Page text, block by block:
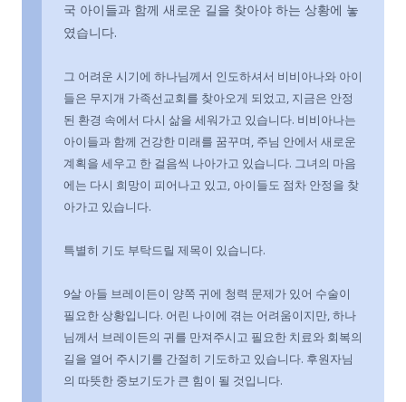
국 아이들과 함께 새로운 길을 찾아야 하는 상황에 놓
였습니다.
그 어려운 시기에 하나님께서 인도하셔서 비비아나와 아이
들은 무지개 가족선교회를 찾아오게 되었고, 지금은 안정
된 환경 속에서 다시 삶을 세워가고 있습니다. 비비아나는
아이들과 함께 건강한 미래를 꿈꾸며, 주님 안에서 새로운
계획을 세우고 한 걸음씩 나아가고 있습니다. 그녀의 마음
에는 다시 희망이 피어나고 있고, 아이들도 점차 안정을 찾
아가고 있습니다.
특별히 기도 부탁드릴 제목이 있습니다.
9살 아들 브레이든이 양쪽 귀에 청력 문제가 있어 수술이
필요한 상황입니다. 어린 나이에 겪는 어려움이지만, 하나
님께서 브레이든의 귀를 만져주시고 필요한 치료와 회복의
길을 열어 주시기를 간절히 기도하고 있습니다. 후원자님
의 따뜻한 중보기도가 큰 힘이 될 것입니다.